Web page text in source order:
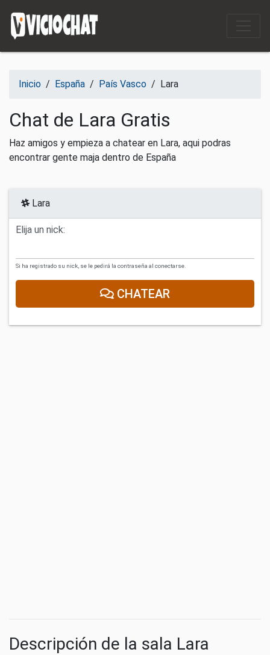
Inicio / España / País Vasco / Lara
Chat de Lara Gratis
Haz amigos y empieza a chatear en Lara, aqui podras
encontrar gente maja dentro de España
Lara
Elija un nick:
Si ha registrado su nick, se le pedirá la contraseña al conectarse.
CHATEAR
Descripción de la sala Lara